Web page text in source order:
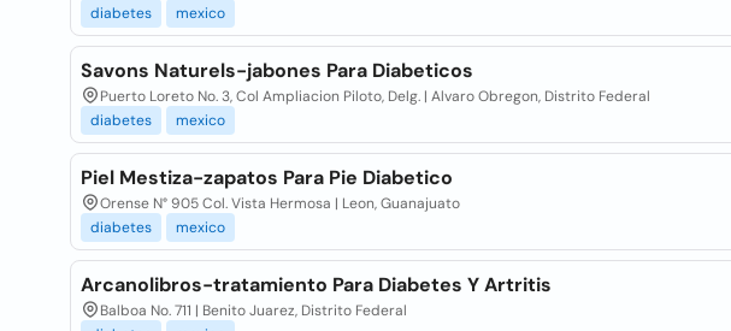
diabetes
mexico
Savons Naturels-jabones Para Diabeticos
Puerto Loreto No. 3, Col Ampliacion Piloto, Delg. | Alvaro Obregon, Distrito Federal
diabetes
mexico
Piel Mestiza-zapatos Para Pie Diabetico
Orense N° 905 Col. Vista Hermosa | Leon, Guanajuato
diabetes
mexico
Arcanolibros-tratamiento Para Diabetes Y Artritis
Balboa No. 711 | Benito Juarez, Distrito Federal